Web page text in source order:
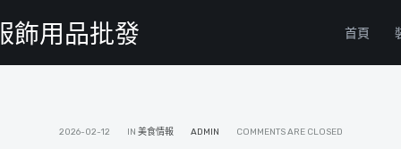
飾用品批發 首頁
2026-02-12 IN 美食情報 ADMIN COMMENTS ARE CLOSED